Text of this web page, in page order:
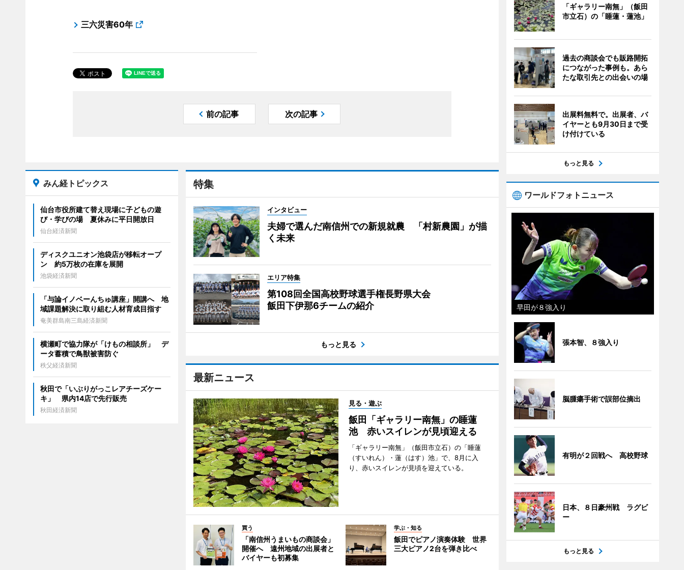
三六災害60年
前の記事 次の記事
特集
インタビュー
夫婦で選んだ南信州での新規就農 「村新農園」が描
く未来
エリア特集
第108回全国高校野球選手権長野県大会
飯田下伊那6チームの紹介
もっと見る
最新ニュース
見る・遊ぶ
飯田「ギャラリー南無」の睡蓮
池 赤いスイレンが見頃迎える
「ギャラリー南無」（飯田市立石）の「睡蓮
（すいれん）・蓮（はす）池」で、8月に入
り、赤いスイレンが見頃を迎えている。
買う
「南信州うまいもの商談会」
開催へ 遠州地域の出展者と
バイヤーも初募集
学ぶ・知る
飯田でピアノ演奏体験 世界
三大ピアノ2台を弾き比べ
みん経トピックス
仙台市役所建て替え現場に子どもの遊
び・学びの場 夏休みに平日開放日
仙台経済新聞
ディスクユニオン池袋店が移転オープ
ン 約5万枚の在庫を展開
池袋経済新聞
「与論イノベーんちゅ講座」開講へ 地
域課題解決に取り組む人材育成目指す
奄美群島南三島経済新聞
横瀬町で協力隊が「けもの相談所」 デ
ータ蓄積で鳥獣被害防ぐ
秩父経済新聞
秋田で「いぶりがっこレアチーズケー
キ」 県内14店で先行販売
秋田経済新聞
「ギャラリー南無」（飯田
市立石）の「睡蓮・蓮池」
過去の商談会でも販路開拓
につながった事例も。あら
たな取引先との出会いの場
出展料無料で。出展者、バ
イヤーとも9月30日まで受
け付けている
もっと見る
ワールドフォトニュース
早田が８強入り
張本智、８強入り
脳腫瘍手術で誤部位摘出
有明が２回戦へ 高校野球
日本、８日豪州戦 ラグビ
ー
もっと見る